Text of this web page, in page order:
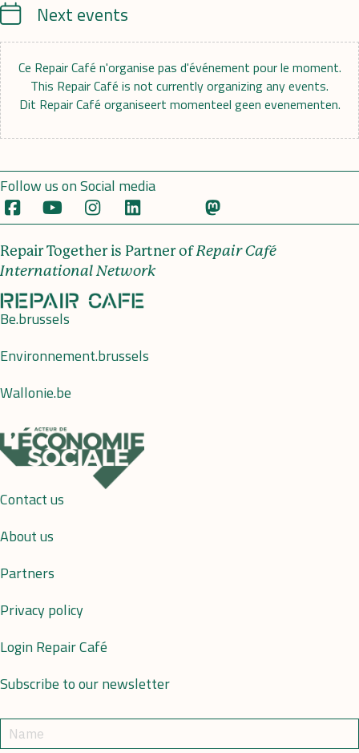
CalendrierNext events
Ce Repair Café n'organise pas d'événement pour le moment.
This Repair Café is not currently organizing any events.
Dit Repair Café organiseert momenteel geen evenementen.
Follow us on Social media
Repair Together is Partner ofRepair Café
International Network
Be.brussels
Environnement.brussels
Wallonie.be
Contact us
About us
Partners
Privacy policy
Login Repair Café
Subscribe to our newsletter